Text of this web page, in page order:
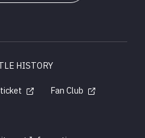
HISTORY
ticket
Fan Club